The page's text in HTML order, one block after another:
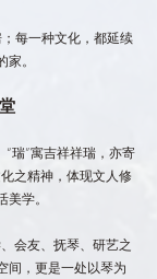
每一种文化，都延续
。
“瑞”寓吉祥祥瑞，亦寄
之精神，体现文人修
学。
会友、抚琴、研艺之
间，更是一处以琴为